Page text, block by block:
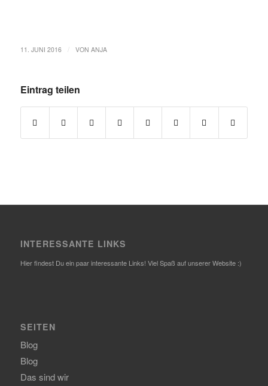
11. JUNI 2016 VON ANJA
Eintrag teilen
INTERESSANTE LINKS
Hier findest Du ein paar interessante Links! Viel Spaß auf unserer Website :)
SEITEN
Blog
Blog
Das sind wir